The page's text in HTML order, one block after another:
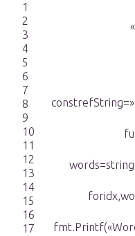
1
2
3
4
5
6
7
8
9
10
11
12
13
14
15
16
17